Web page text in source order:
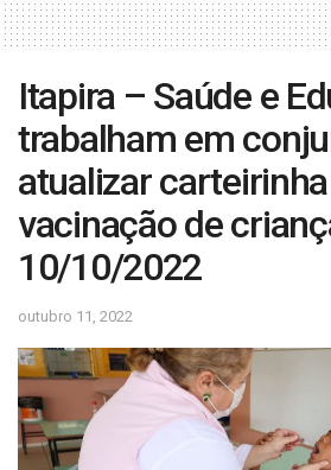
Itapira – Saúde e
trabalham em
atualizar
vacinação de
10/10/2022
outubro 11, 2022